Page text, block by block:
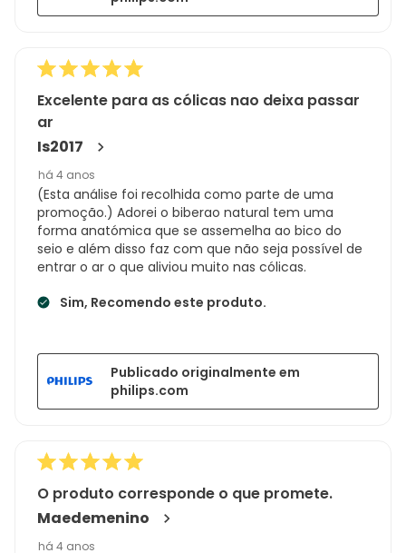
Excelente para as cólicas nao deixa passar
ar
Is2017
há 4 anos
(Esta análise foi recolhida como parte de uma
promoção.) Adorei o biberao natural tem uma
forma anatómica que se assemelha ao bico do
seio e além disso faz com que não seja possível de
entrar o ar o que aliviou muito nas cólicas.
Sim, Recomendo este produto.
Publicado originalmente em
philips.com
O produto corresponde o que promete.
Maedemenino
há 4 anos